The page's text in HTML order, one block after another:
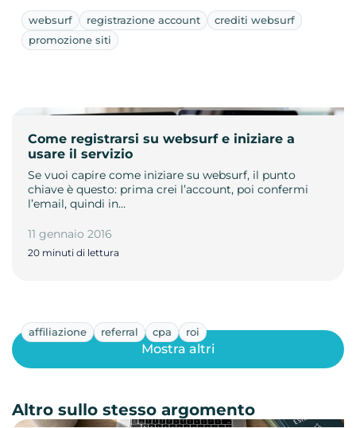
websurf registrazione account
crediti websurf
promozione siti
Come registrarsi su websurf e iniziare a
usare il servizio
Se vuoi capire come iniziare su websurf, il punto
chiave è questo: prima crei l’account, poi confermi
l’email, quindi in…
11 gennaio 2016
20 minuti di lettura
affiliazione referral cpa roi
Mostra altri
Altro sullo stesso argomento